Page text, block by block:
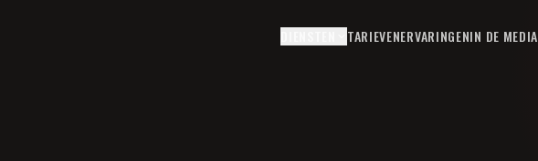
TARIEVENERVARINGENIN DE MEDIA